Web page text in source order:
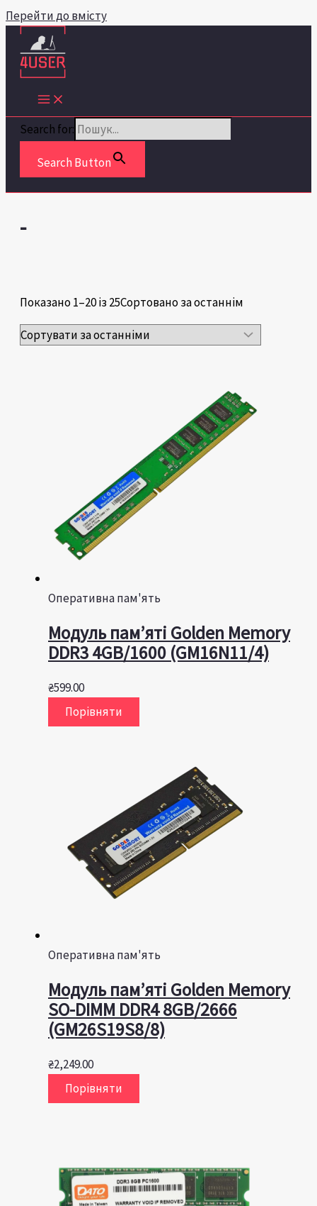
Перейти до вмісту
Search for:
Search Button
-
Показано 1–20 із 25Сортовано за останнім
Оперативна пам'ять
Модуль пам’яті Golden Memory
DDR3 4GB/1600 (GM16N11/4)
₴599.00
Порівняти
Оперативна пам'ять
Модуль пам’яті Golden Memory
SO-DIMM DDR4 8GB/2666
(GM26S19S8/8)
₴2,249.00
Порівняти